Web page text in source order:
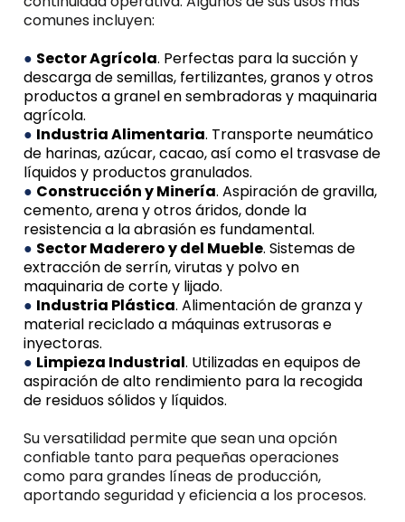
comunes incluyen:
● Sector Agrícola. Perfectas para la succión y
descarga de semillas, fertilizantes, granos y otros
productos a granel en sembradoras y maquinaria
agrícola.
● Industria Alimentaria. Transporte neumático
de harinas, azúcar, cacao, así como el trasvase de
líquidos y productos granulados.
● Construcción y Minería. Aspiración de gravilla,
cemento, arena y otros áridos, donde la
resistencia a la abrasión es fundamental.
● Sector Maderero y del Mueble. Sistemas de
extracción de serrín, virutas y polvo en
maquinaria de corte y lijado.
● Industria Plástica. Alimentación de granza y
material reciclado a máquinas extrusoras e
inyectoras.
● Limpieza Industrial. Utilizadas en equipos de
aspiración de alto rendimiento para la recogida
de residuos sólidos y líquidos.
Su versatilidad permite que sean una opción
confiable tanto para pequeñas operaciones
como para grandes líneas de producción,
aportando seguridad y eficiencia a los procesos.